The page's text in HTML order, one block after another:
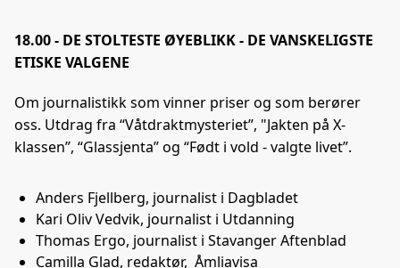
18.00 - DE STOLTESTE ØYEBLIKK - DE VANSKELIGSTE
ETISKE VALGENE
Om journalistikk som vinner priser og som berører
oss. Utdrag fra “Våtdraktmysteriet”, "Jakten på X-
klassen”, “Glassjenta” og “Født i vold - valgte livet”.
Anders Fjellberg, journalist i Dagbladet
Kari Oliv Vedvik, journalist i Utdanning
Thomas Ergo, journalist i Stavanger Aftenblad
Camilla Glad, redaktør, Åmliavisa